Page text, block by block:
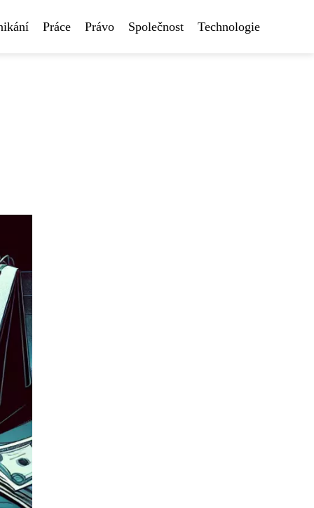
Práce Právo Společnost Technologie